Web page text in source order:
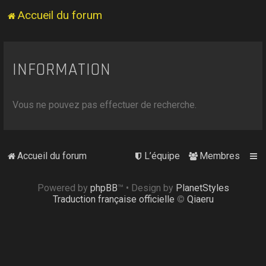
Accueil du forum
INFORMATION
Vous ne pouvez pas effectuer de recherche.
Accueil du forum Membres
L’équipe
Powered by phpBB™ • Design by PlanetStyles
Traduction française officielle © Qiaeru